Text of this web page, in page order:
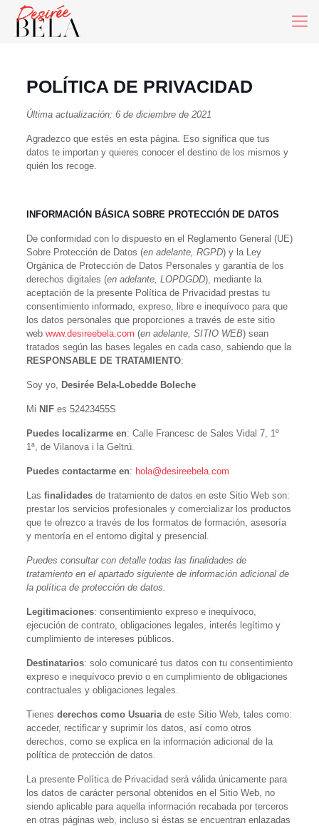
POLÍTICA DE PRIVACIDAD
Última actualización: 6 de diciembre de 2021
Agradezco que estés en esta página. Eso significa que tus
datos te importan y quieres conocer el destino de los mismos y
quién los recoge.
INFORMACIÓN BÁSICA SOBRE PROTECCIÓN DE DATOS
De conformidad con lo dispuesto en el Reglamento General (UE)
Sobre Protección de Datos (en adelante, RGPD) y la Ley
Orgánica de Protección de Datos Personales y garantía de los
derechos digitales (en adelante, LOPDGDD), mediante la
aceptación de la presente Política de Privacidad prestas tu
consentimiento informado, expreso, libre e inequívoco para que
los datos personales que proporciones a través de este sitio
web www.desireebela.com (en adelante, SITIO WEB) sean
tratados según las bases legales en cada caso, sabiendo que la
RESPONSABLE DE TRATAMIENTO:
Soy yo, Desirée Bela-Lobedde Boleche
Mi NIFes 52423455S
Puedes localizarme en: Calle Francesc de Sales Vidal 7, 1º
1ª, de Vilanova i la Geltrú.
Puedes contactarme en: hola@desireebela.com
Las finalidadesde tratamiento de datos en este Sitio Web son:
prestar los servicios profesionales y comercializar los productos
que te ofrezco a través de los formatos de formación, asesoría
y mentoría en el entorno digital y presencial.
Puedes consultar con detalle todas las finalidades de
tratamiento en el apartado siguiente de información adicional de
la política de protección de datos.
Legitimaciones: consentimiento expreso e inequívoco,
ejecución de contrato, obligaciones legales, interés legítimo y
cumplimiento de intereses públicos.
Destinatarios: solo comunicaré tus datos con tu consentimiento
expreso e inequívoco previo o en cumplimiento de obligaciones
contractuales y obligaciones legales.
Tienes derechos como Usuariade este Sitio Web, tales como:
acceder, rectificar y suprimir los datos, así como otros
derechos, como se explica en la información adicional de la
política de protección de datos.
La presente Política de Privacidad será válida únicamente para
los datos de carácter personal obtenidos en el Sitio Web, no
siendo aplicable para aquella información recabada por terceros
en otras páginas web, incluso si éstas se encuentran enlazadas